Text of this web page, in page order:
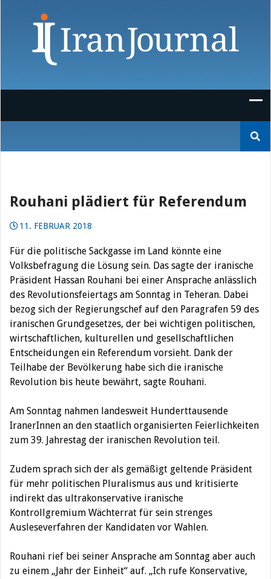
nach:
Rouhani plädiert für Referendum
11. FEBRUAR 2018
Für die politische Sackgasse im Land könnte eine
Volksbefragung die Lösung sein. Das sagte der iranische
Präsident Hassan Rouhani bei einer Ansprache anlässlich
des Revolutionsfeiertags am Sonntag in Teheran. Dabei
bezog sich der Regierungschef auf den Paragrafen 59 des
iranischen Grundgesetzes, der bei wichtigen politischen,
wirtschaftlichen, kulturellen und gesellschaftlichen
Entscheidungen ein Referendum vorsieht. Dank der
Teilhabe der Bevölkerung habe sich die iranische
Revolution bis heute bewährt, sagte Rouhani.
Am Sonntag nahmen landesweit Hunderttausende
IranerInnen an den staatlich organisierten Feierlichkeiten
zum 39. Jahrestag der iranischen Revolution teil.
Zudem sprach sich der als gemäßigt geltende Präsident
für mehr politischen Pluralismus aus und kritisierte
indirekt das ultrakonservative iranische
Kontrollgremium Wächterrat für sein strenges
Ausleseverfahren der Kandidaten vor Wahlen.
Rouhani rief bei seiner Ansprache am Sonntag aber auch
zu einem „Jahr der Einheit“ auf. „Ich rufe Konservative,